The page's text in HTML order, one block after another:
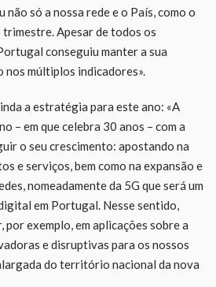
só a nossa rede e o País, como o
Apesar de todos os
conseguiu manter a sua
nos múltiplos indicadores».
a estratégia para este ano: «A
– em que celebra 30 anos – com a
o seu crescimento: apostando na
e serviços, bem como na expansão e
nomeadamente da 5G que será um
em Portugal. Nesse sentido,
exemplo, em aplicações sobre a
e disruptivas para os nossos
do território nacional da nova